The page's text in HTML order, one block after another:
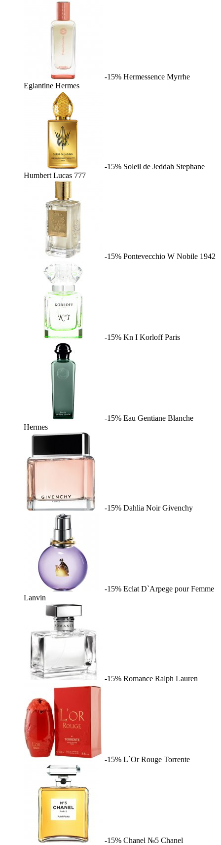
-15% Hermessence Myrrhe
Eglantine Hermes
-15% Soleil de Jeddah Stephane
Humbert Lucas 777
-15% Pontevecchio W Nobile 1942
-15% Kn I Korloff Paris
-15% Eau Gentiane Blanche
Hermes
-15% Dahlia Noir Givenchy
-15% Eclat D`Arpege pour Femme
Lanvin
-15% Romance Ralph Lauren
-15% L`Or Rouge Torrente
-15% Chanel №5 Chanel